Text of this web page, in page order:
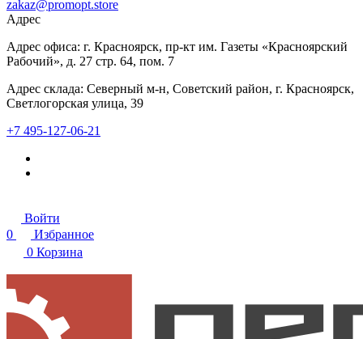
zakaz@promopt.store
Адрес
Адрес офиса: г. Красноярск, пр-кт им. Газеты «Красноярский
Рабочий», д. 27 стр. 64, пом. 7
Адрес склада: Северный м-н, Советский район, г. Красноярск,
Светлогорская улица, 39
+7 495-127-06-21
Войти
0
Избранное
0 Корзина